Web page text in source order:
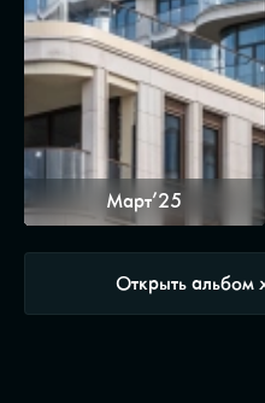
Март’25
Открыть альбом